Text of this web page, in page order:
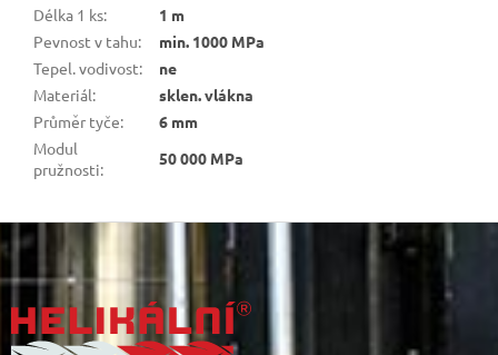
Délka 1 ks:
1 m
Pevnost v tahu:
min. 1000 MPa
Tepel. vodivost:
ne
Materiál:
sklen. vlákna
Průměr tyče:
6 mm
Modul
pružnosti:
50 000 MPa
á
p